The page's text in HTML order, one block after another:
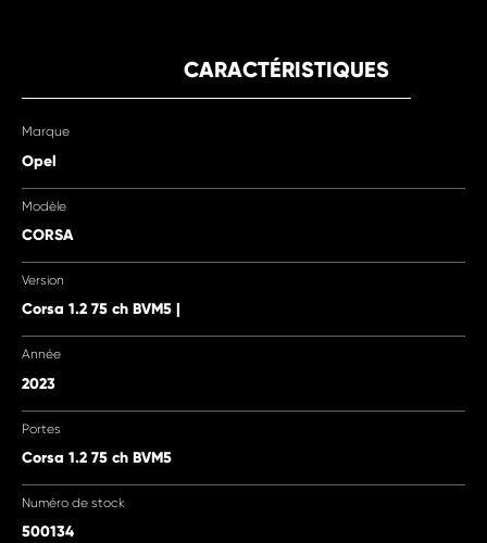
CARACTÉRISTIQUES
Marque
Opel
Modèle
CORSA
Version
Corsa 1.2 75 ch BVM5 |
Année
2023
Portes
Corsa 1.2 75 ch BVM5
Numéro de stock
500134